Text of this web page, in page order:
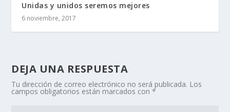
Unidas y unidos seremos mejores
6 noviembre, 2017
DEJA UNA RESPUESTA
Tu dirección de correo electrónico no será publicada. Los
campos obligatorios están marcados con*